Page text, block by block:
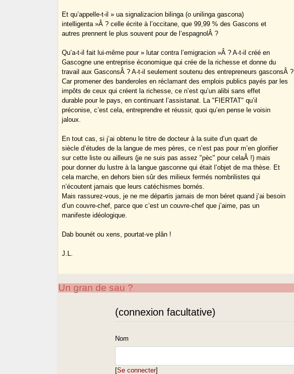
Et qu’appelle-t-il » ua signalizacion bilinga (o unilinga gascona)
intelligenta »Â ? celle écrite à l’occitane, que 99,99 % des Gascons et
autres prennent le plus souvent pour de l’espagnolÂ ?
Qu’a-t-il fait lui-même pour » lutar contra l’emigracion »Â ? A-t-il créé en
Gascogne une entreprise économique qui crée de la richesse et donne du
travail aux GasconsÂ ? A-t-il seulement soutenu des entrepreneurs gasconsÂ ?
Car promener des banderoles en réclamant des emplois publics payés par les
impôts de ceux qui créent la richesse, ce n’est qu’un alibi sans effet
durable pour le pays, en continuant l’assistanat. La "FIERTAT" qu’il
préconise, c’est cela, entreprendre et réussir, quoi qu’en pense le voisin
jaloux.
En tout cas, si j’ai obtenu le titre de docteur à la suite d’un quart de
siècle d’études de la langue de mes pères, ce n’est pas pour m’en glorifier
sur cette liste ou ailleurs (je ne suis pas assez "pèc" pour celaÂ !) mais
pour donner du lustre à la langue gasconne qui était l’objet de ma thèse. Et
cela marche, en dehors bien sûr des milieux fermés nombrilistes qui
n’écoutent jamais que leurs catéchismes bornés.
Mais rassurez-vous, je ne me départis jamais de mon béret quand j’ai besoin
d’un couvre-chef, parce que c’est un couvre-chef que j’aime, pas un
manifeste idéologique.
Dab bounét ou xens, pourtat-ve plân !
J.L.
Un gran de sau ?
(connexion facultative)
Nom
[Se connecter]